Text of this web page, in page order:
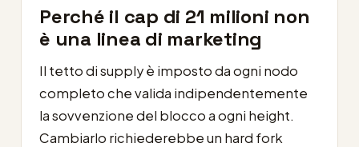
Perché il cap di 21 milioni non
è una linea di marketing
Il tetto di supply è imposto da ogni nodo
completo che valida indipendentemente
la sovvenzione del blocco a ogni height.
Cambiarlo richiederebbe un hard fork